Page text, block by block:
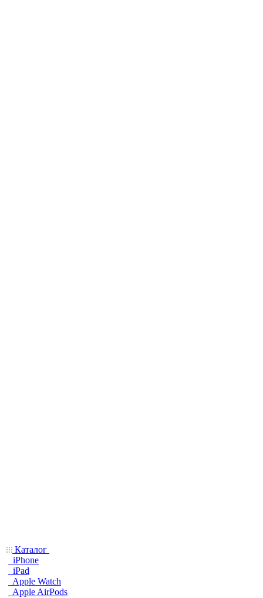
Каталог
iPhone
iPad
Apple Watch
Apple AirPods